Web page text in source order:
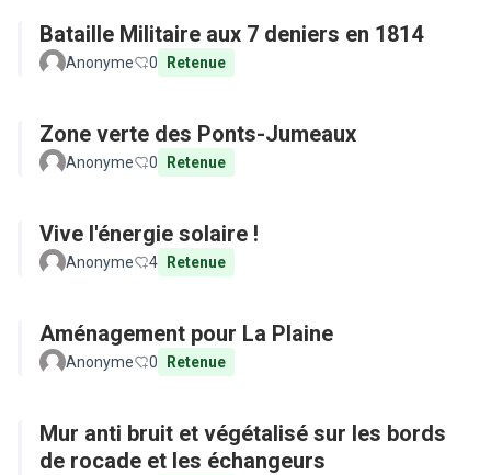
Bataille Militaire aux 7 deniers en 1814
Anonyme 0 Retenue
Zone verte des Ponts-Jumeaux
Anonyme 0 Retenue
Vive l'énergie solaire !
Anonyme 4 Retenue
Aménagement pour La Plaine
Anonyme 0 Retenue
Mur anti bruit et végétalisé sur les bords
de rocade et les échangeurs